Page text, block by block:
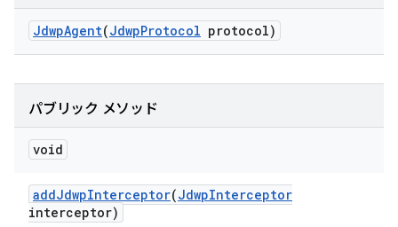
JdwpAgent(JdwpProtocol protocol)
パブリック メソッド
void
addJdwpInterceptor(JdwpInterceptor
interceptor)